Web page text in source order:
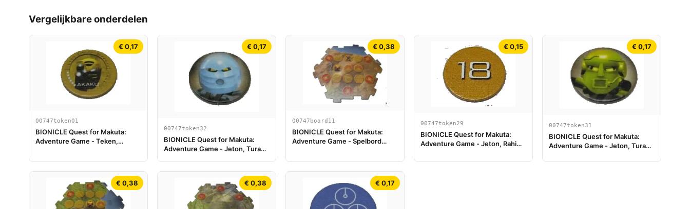
Vergelijkbare onderdelen
€ 0,17
00747token01
BIONICLE Quest for Makuta:
Adventure Game - Teken,
€ 0,17
00747token32
BIONICLE Quest for Makuta:
Adventure Game - Jeton, Turaga
€ 0,38
00747board11
BIONICLE Quest for Makuta:
Adventure Game - Spelbord
€ 0,15
00747token29
BIONICLE Quest for Makuta:
Adventure Game - Jeton, Rahi
€ 0,17
00747token31
BIONICLE Quest for Makuta:
Adventure Game - Jeton, Turaga
€ 0,38 € 0,38 € 0,17